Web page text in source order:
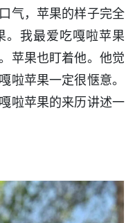
气，苹果的样子完全
。我最爱吃嘎啦苹果
苹果也盯着他。他觉
啦苹果一定很惬意。
啦苹果的来历讲述一